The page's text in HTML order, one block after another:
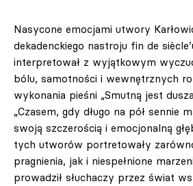
Nasycone emocjami utwory
dekadenckiego nastroju fin de
interpretował z wyjątkowym
bólu, samotności i wewnętrznych
wykonania pieśni „Smutną jest
„Czasem, gdy długo na pół sennie
swoją szczerością i emocjonalną
tych utworów portretowały
pragnienia, jak i niespełnione
prowadził słuchaczy przez świat